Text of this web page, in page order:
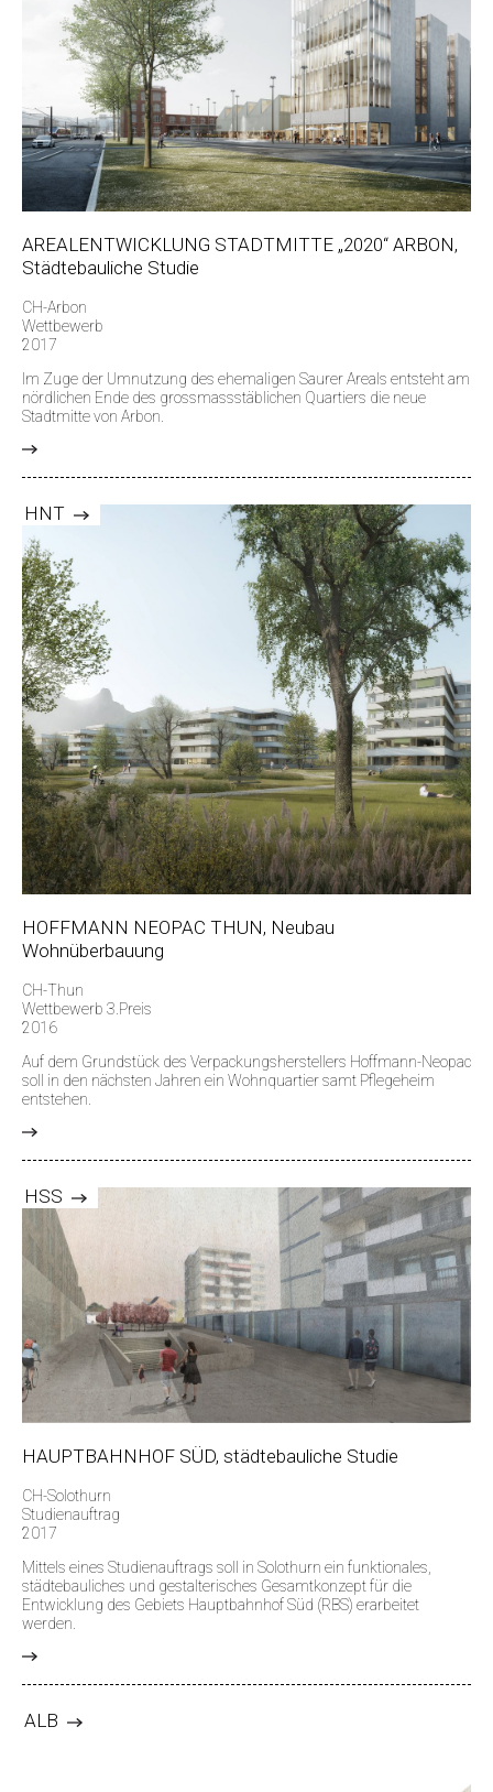
AREALENTWICKLUNG STADTMITTE „2020“ ARBON,
Städtebauliche Studie
CH-Arbon
Wettbewerb
2017
Im Zuge der Umnutzung des ehemaligen Saurer Areals entsteht am
nördlichen Ende des grossmassstäblichen Quartiers die neue
Stadtmitte von Arbon.
HNT
HOFFMANN NEOPAC THUN, Neubau
Wohnüberbauung
CH-Thun
Wettbewerb 3.Preis
2016
Auf dem Grundstück des Verpackungsherstellers Hoffmann-Neopac
soll in den nächsten Jahren ein Wohnquartier samt Pflegeheim
entstehen.
HSS
HAUPTBAHNHOF SÜD, städtebauliche Studie
CH-Solothurn
Studienauftrag
2017
Mittels eines Studienauftrags soll in Solothurn ein funktionales,
städtebauliches und gestalterisches Gesamtkonzept für die
Entwicklung des Gebiets Hauptbahnhof Süd (RBS) erarbeitet
werden.
ALB